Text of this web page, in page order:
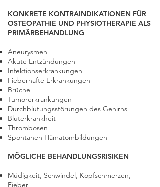
KONKRETE KONTRAINDIKATIONEN FÜR
OSTEOPATHIE UND PHYSIOTHERAPIE ALS
PRIMÄRBEHANDLUNG
Aneurysmen
Akute Entzündungen
Infektionserkrankungen
Fieberhafte Erkrankungen
Brüche
Tumorerkrankungen
Durchblutungsstörungen des Gehirns
Bluterkrankheit
Thrombosen
Spontanen Hämatombildungen
MÖGLICHE BEHANDLUNGSRISIKEN
Müdigkeit, Schwindel, Kopfschmerzen,
Fieber